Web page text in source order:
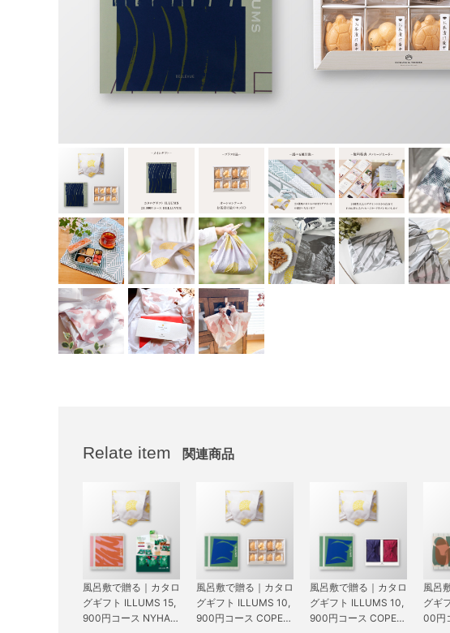
Relate item 関連商品
風呂敷で贈る｜カタロ
グギフト ILLUMS 15,
900円コース NYHAV
風呂敷で贈る｜カタロ
グギフト ILLUMS 10,
900円コース COPEN
風呂敷で贈る｜カタロ
グギフト ILLUMS 10,
900円コース COPEN
風呂
グギ
00円